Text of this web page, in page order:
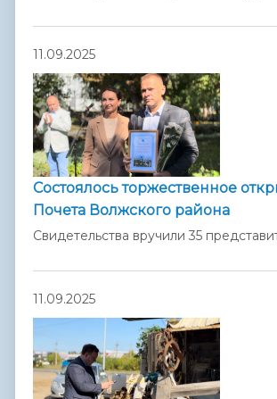
11.09.2025
Состоялось торжественное
Почета Волжского района
Свидетельства вручили 35
11.09.2025